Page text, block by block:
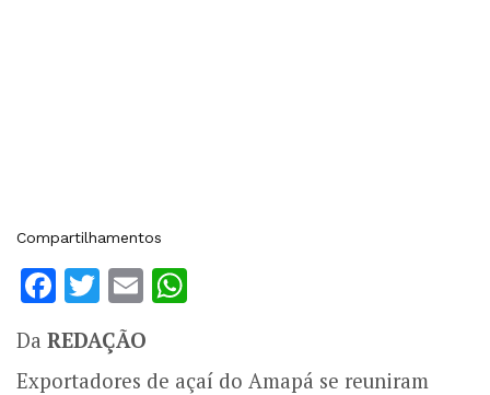
Compartilhamentos
Facebook
Twitter
Email
Da REDAÇÃO
Exportadores de açaí do Amapá se reuniram